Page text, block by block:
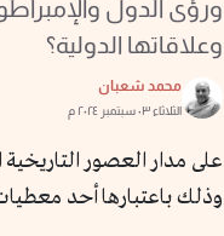
ورؤى الدول
وعلاقاتها الدولية؟
محمد شعبان
الثلاثاء ٠٣ سبتمبر ٢٠٢٤ م
على مدار العصور
وذلك باعتبارها أحد